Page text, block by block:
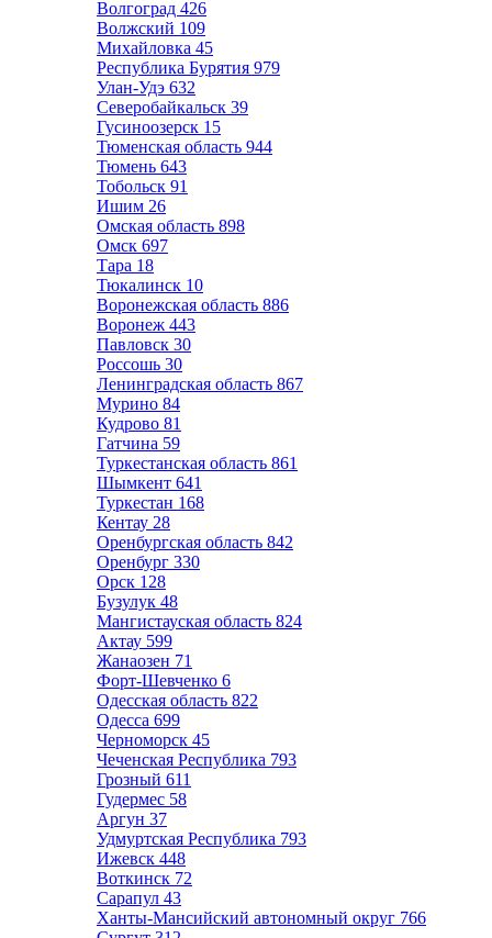
Волгоград 426
Волжский 109
Михайловка 45
Республика Бурятия 979
Улан-Удэ 632
Северобайкальск 39
Гусиноозерск 15
Тюменская область 944
Тюмень 643
Тобольск 91
Ишим 26
Омская область 898
Омск 697
Тара 18
Тюкалинск 10
Воронежская область 886
Воронеж 443
Павловск 30
Россошь 30
Ленинградская область 867
Мурино 84
Кудрово 81
Гатчина 59
Туркестанская область 861
Шымкент 641
Туркестан 168
Кентау 28
Оренбургская область 842
Оренбург 330
Орск 128
Бузулук 48
Мангистауская область 824
Актау 599
Жанаозен 71
Форт-Шевченко 6
Одесская область 822
Одесса 699
Черноморск 45
Чеченская Республика 793
Грозный 611
Гудермес 58
Аргун 37
Удмуртская Республика 793
Ижевск 448
Воткинск 72
Сарапул 43
Ханты-Мансийский автономный округ 766